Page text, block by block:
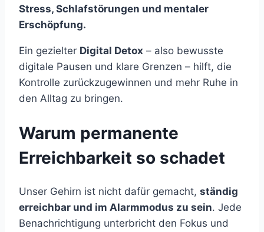
Stress, Schlafstörungen und mentaler
Erschöpfung.
Ein gezielter Digital Detox – also bewusste
digitale Pausen und klare Grenzen – hilft, die
Kontrolle zurückzugewinnen und mehr Ruhe in
den Alltag zu bringen.
Warum permanente
Erreichbarkeit so schadet
Unser Gehirn ist nicht dafür gemacht, ständig
erreichbar und im Alarmmodus zu sein. Jede
Benachrichtigung unterbricht den Fokus und